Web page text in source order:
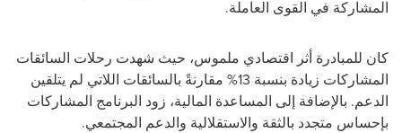
المشاركة في القوى العاملة.
كان للمبادرة أثر اقتصادي ملموس، حيث شهدت رحلات السائقات
المشاركات زيادة بنسبة 13% مقارنةً بالسائقات اللاتي لم يتلقين
الدعم. بالإضافة إلى المساعدة المالية، زود البرنامج المشاركات
بإحساس متجدد بالثقة والاستقلالية والدعم المجتمعي.